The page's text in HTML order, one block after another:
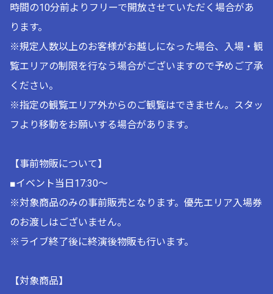
時間の10分前よりフリーで開放させていただく場合があ
ります。
※規定人数以上のお客様がお越しになった場合、入場・観
覧エリアの制限を行なう場合がございますので予めご了承
ください。
※指定の観覧エリア外からのご観覧はできません。スタッ
フより移動をお願いする場合があります。
【事前物販について】
■イベント当日17:30～
※対象商品のみの事前販売となります。優先エリア入場券
のお渡しはございません。
※ライブ終了後に終演後物販も行います。
【対象商品】